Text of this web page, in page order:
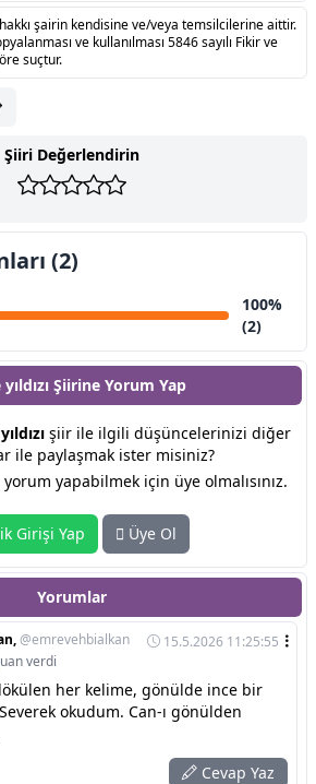
şairin kendisine ve/veya temsilcilerine aittir.
ve kullanılması 5846 sayılı Fikir ve
suçtur.
Şiiri Değerlendirin
(2)
100%
(2)
Şiirine Yorum Yap
şiir ile ilgili düşüncelerinizi diğer
ile paylaşmak ister misiniz?
yapabilmek için üye olmalısınız.
Girişi Yap Üye Ol
Yorumlar
@emrevehbialkan
15.5.2026 11:25:55
verdi
her kelime, gönülde ince bir
Severek okudum. Can-ı gönülden
Cevap Yaz